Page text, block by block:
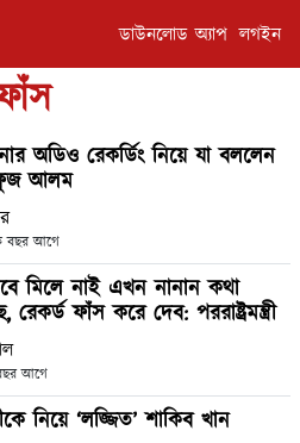
ডাউনলোড অ্যাপ লগইন
অডিও রেকর্ডিং নিয়ে যা বললেন
আলম
বছর আগে
মিলে নাই এখন নানান কথা
রেকর্ড ফাঁস করে দেব: পররাষ্ট্রমন্ত্রী
আগে
নিয়ে ‘লজ্জিত’ শাকিব খান